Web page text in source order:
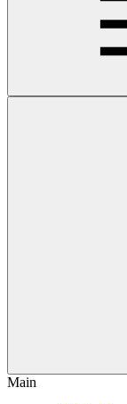
Main